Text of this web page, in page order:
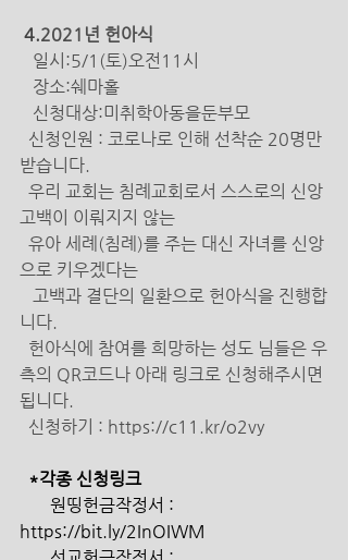
4.2021년 헌아식
일시:5/1(토)오전11시
   장소:쉐마홀
   신청대상:미취학아동을둔부모
받습니다.
우리 교회는 침례교회로서 스스로의 신앙
고백이 이뤄지지 않는
으로 키우겠다는
니다.
측의 QR코드나 아래 링크로 신청해주시면
됩니다.
  신청하기 : https://c11.kr/o2vy
  *각종 신청링크
https://bit.ly/2InOIWM